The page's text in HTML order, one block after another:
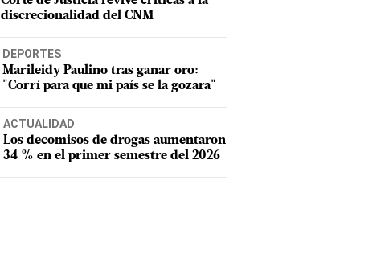
discrecionalidad del CNM
DEPORTES
Marileidy Paulino tras ganar oro:
"Corrí para que mi país se la gozara"
ACTUALIDAD
Los decomisos de drogas aumentaron
34 % en el primer semestre del 2026